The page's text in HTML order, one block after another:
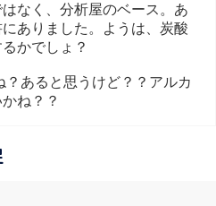
なく、分析屋のベース。あ
ありました。ようは、炭酸
かでしょ？
？あると思うけど？？アルカ
ね？？